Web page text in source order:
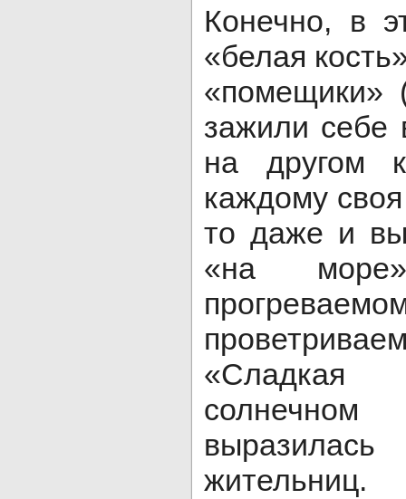
Конечно, в
«белая
«помещики»
зажили себе
на другом
каждому
то даже и
«на
«Сладкая
жительниц.